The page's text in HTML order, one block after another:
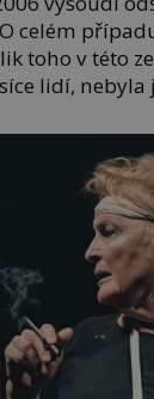
celém
toho v této
lidí, nebyla